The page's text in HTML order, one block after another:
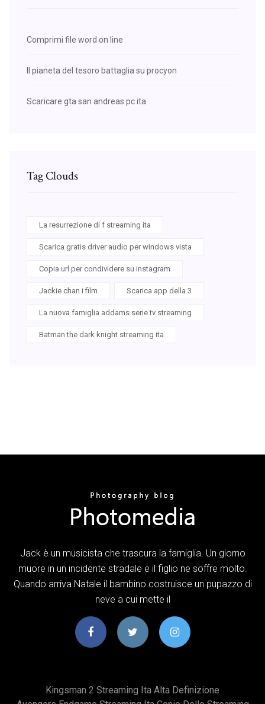
Comprimi file word on line
Il pianeta del tesoro battaglia su procyon
Scaricare gta san andreas pc ita
Tag Clouds
La resurrezione di f streaming ita
Scarica gratis driver audio per windows vista
Copia url per condividere su instagram
Jackie chan i film Scarica app della 3
La nuova famiglia addams serie tv streaming
Batman the dark knight streaming ita
Jack è un musicista che trascura la famiglia. Un giorno
muore in un incidente stradale e il figlio ne soffre molto.
Quando arriva Natale il bambino costruisce un pupazzo di
neve a cui mette il
Kingsman 2 Streaming Ita Alta Definizione